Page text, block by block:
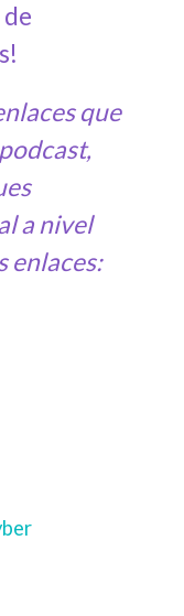
que
a nivel
enlaces: